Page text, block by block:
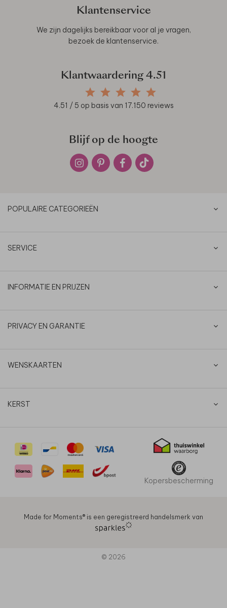
Klantenservice
We zijn dagelijks bereikbaar voor al je vragen,
bezoek de klantenservice.
Klantwaardering 4.51
4.51 / 5 op basis van 17.150 reviews
Blijf op de hoogte
POPULAIRE CATEGORIEËN
SERVICE
INFORMATIE EN PRIJZEN
PRIVACY EN GARANTIE
WENSKAARTEN
KERST
Kopersbescherming
Made for Moments®️ is een geregistreerd handelsmerk van
© 2026